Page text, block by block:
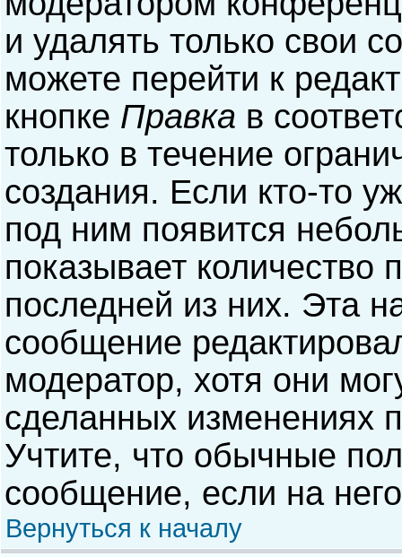
и удалять только свои
можете перейти к
кнопке Правка в
только в течение
создания. Если кто-то
под ним появится
показывает количество
последней из них. Эта
сообщение
модератор, хотя они
сделанных изменениях
Учтите, что обычные
сообщение, если на
Вернуться к началу